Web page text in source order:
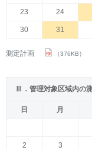
23 24
30 31
測定計画 （376KB）
Ⅲ．管理対象区域内の
日 月
2 3